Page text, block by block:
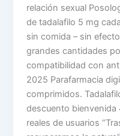
relación sexual
de tadalafilo 5 mg
sin comida – sin
grandes cantidades
compatibilidad con
2025 Parafarmacia
comprimidos.
descuento bienvenida
reales de usuarios